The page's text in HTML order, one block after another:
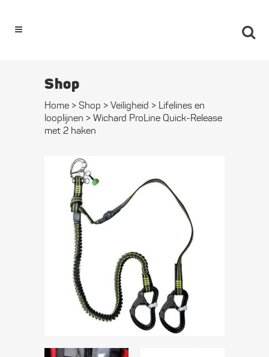
Shop
Home > Shop > Veiligheid > Lifelines en
looplijnen > Wichard ProLine Quick-Release
met 2 haken